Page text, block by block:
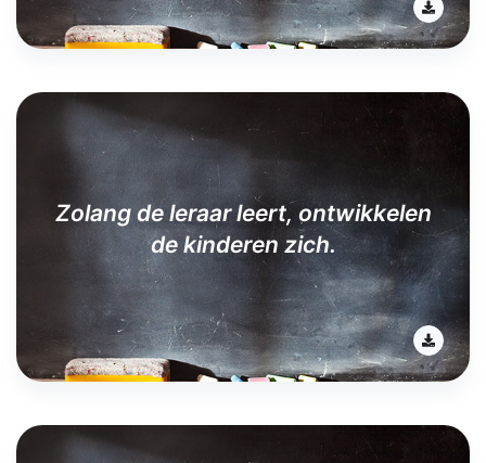
Zolang de leraar leert, ontwikkelen
de kinderen zich.